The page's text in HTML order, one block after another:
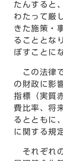
たんすると
わたって厳
きた施策・
ることとな
ぼすことに
この法律
の財政に影
指標（実質
費比率、将
るとともに
に関する規
それぞれ